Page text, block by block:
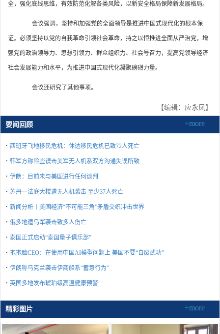
全，强化底线思维，有效防范化解各类风险，以新安全格局保障新发展格局。
会议强调，坚持和加强党的全面领导是推进中国式现代化的根本保
证。必须坚持以党的自我革命引领社会革命，持之以恒推进全面从严治党，增
强党的政治领导力、思想引领力、群众组织力、社会号召力，提高党领导经济
社会发展能力和水平，为推进中国式现代化凝聚磅礴力量。
会议还研究了其他事项。
【编辑：应永凤】
要闻回顾 +more
· 西班牙飞地移民危机：休达移民危机已致72人死亡
· 韩军方称险些误击美军无人机系双方沟通失误所致
· 伊朗：目前未与美国进行任何谈判
· 苏丹一法庭大楼遭无人机袭击 至少37人死亡
· 新闻分析丨美国经济“不可能三角”矛盾交织冲击世界
· 俄多地遭乌军袭击致多人伤亡
· 泰国正式启动“泰国量子俱乐部”
· 抱抱脸CEO：在使用中国AI模型问题上 美国不要“自废武功”
· 伊朗称乌克兰袭击伊商船系“蓄意行为”
· 英国多地发布琥珀级高温健康预警
精彩图片 +more